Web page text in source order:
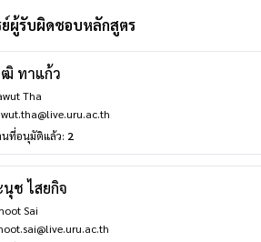
ย์ผู้รับผิดชอบหลักสูตร
ทาแก้ว
Tha
นที่อนุมัติแล้ว: 2
ช ไสยกิจ
Sai